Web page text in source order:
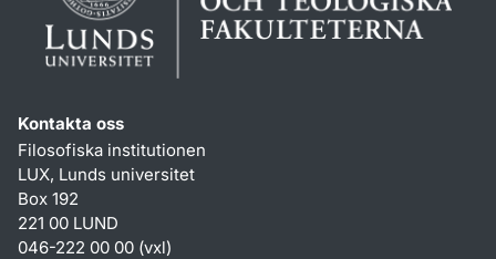
Kontakta oss
Filosofiska institutionen
LUX, Lunds universitet
Box 192
221 00 LUND
046-222 00 00 (vxl)